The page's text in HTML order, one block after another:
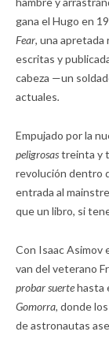
gana el Hugo en
Fear, una apretada
escritas y
cabeza —un
actuales.
Empujado por la
peligrosastreinta y
revolución dentro
entrada al
que un libro, si
Con Isaac Asimov
van del veterano
probar suertehasta
Gomorra, donde
de astronautas